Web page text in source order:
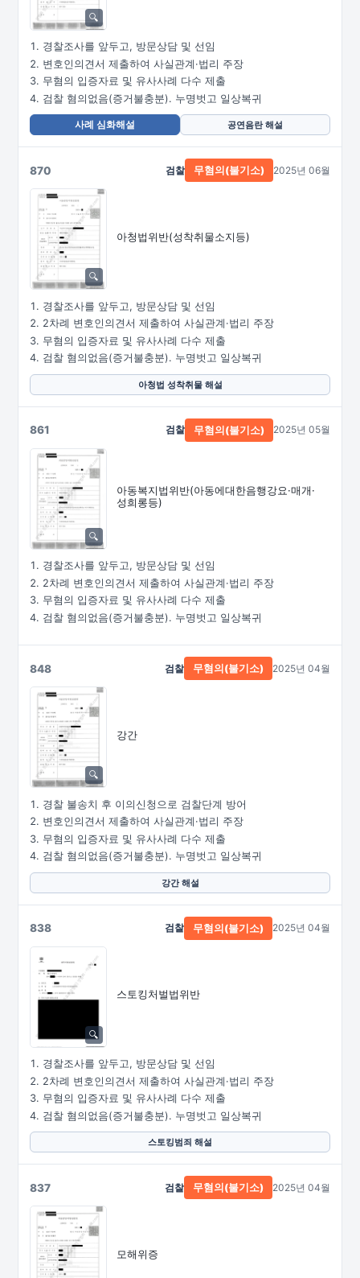
경찰조사를 앞두고, 방문상담 및 선임
변호인의견서 제출하여 사실관계·법리 주장
무혐의 입증자료 및 유사사례 다수 제출
검찰 혐의없음(증거불충분). 누명벗고 일상복귀
사례 심화해설 공연음란 해설
870
아청법위반(성착취물소지등)
검찰 무혐의(불기소) 2025년 06월
경찰조사를 앞두고, 방문상담 및 선임
2차례 변호인의견서 제출하여 사실관계·법리 주장
무혐의 입증자료 및 유사사례 다수 제출
검찰 혐의없음(증거불충분). 누명벗고 일상복귀
아청법 성착취물 해설
861
아동복지법위반(아동에대한음행강요·매개·
성희롱등)
검찰 무혐의(불기소) 2025년 05월
경찰조사를 앞두고, 방문상담 및 선임
2차례 변호인의견서 제출하여 사실관계·법리 주장
무혐의 입증자료 및 유사사례 다수 제출
검찰 혐의없음(증거불충분). 누명벗고 일상복귀
848
강간
검찰 무혐의(불기소) 2025년 04월
경찰 불송치 후 이의신청으로 검찰단계 방어
변호인의견서 제출하여 사실관계·법리 주장
무혐의 입증자료 및 유사사례 다수 제출
검찰 혐의없음(증거불충분). 누명벗고 일상복귀
강간 해설
838
스토킹처벌법위반
검찰 무혐의(불기소) 2025년 04월
경찰조사를 앞두고, 방문상담 및 선임
2차례 변호인의견서 제출하여 사실관계·법리 주장
무혐의 입증자료 및 유사사례 다수 제출
검찰 혐의없음(증거불충분). 누명벗고 일상복귀
스토킹범죄 해설
837
모해위증
검찰 무혐의(불기소) 2025년 04월